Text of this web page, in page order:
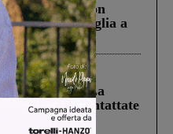
di Castiglion
ucciso la figlia a
Miah Billal. La
contattate